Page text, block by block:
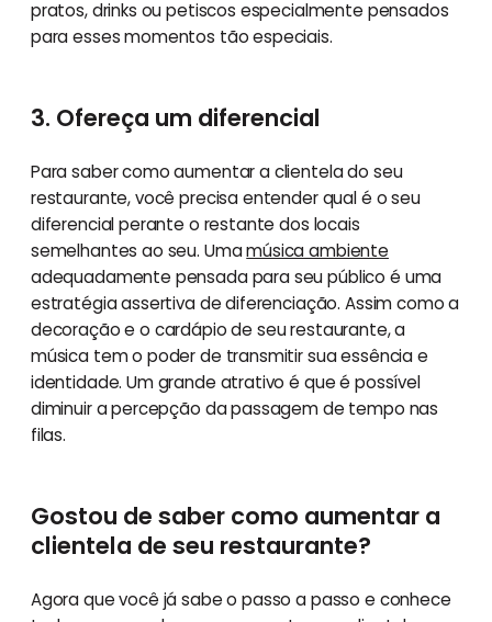
pratos, drinks ou petiscos especialmente pensados
para esses momentos tão especiais.
3. Ofereça um diferencial
Para saber como aumentar a clientela do seu
restaurante, você precisa entender qual é o seu
diferencial perante o restante dos locais
semelhantes ao seu. Umamúsica ambiente
adequadamente pensada para seu público é uma
estratégia assertiva de diferenciação. Assim como a
decoração e o cardápio de seu restaurante, a
música tem o poder de transmitir sua essência e
identidade. Um grande atrativo é que é possível
diminuir a percepção da passagem de tempo nas
filas.
Gostou de saber como aumentar a
clientela de seu restaurante?
Agora que você já sabe o passo a passo e conhece